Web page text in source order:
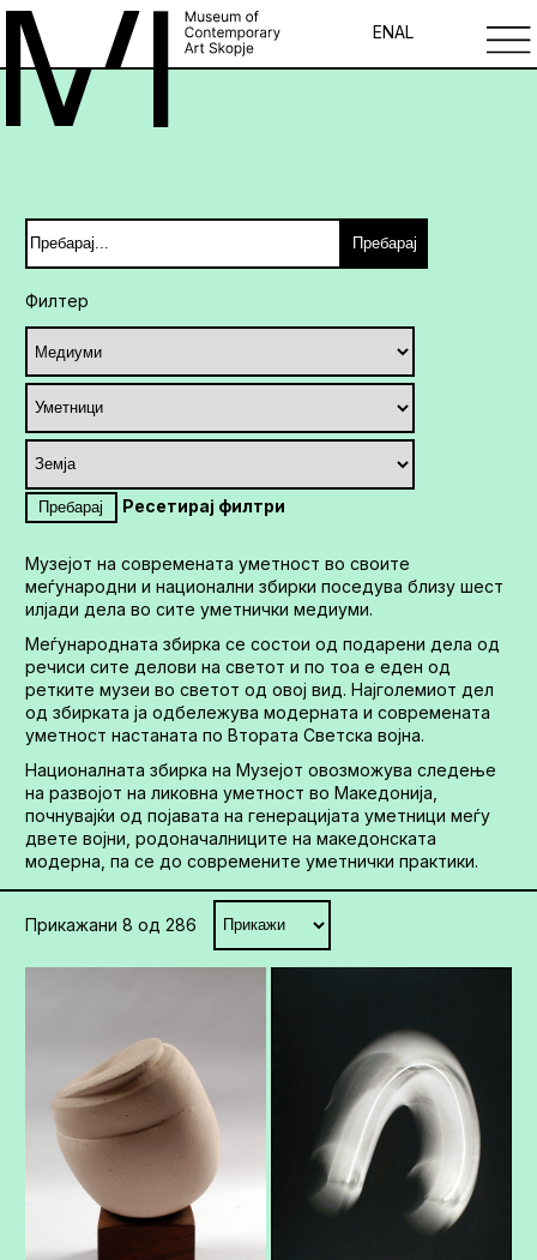
ENAL
Пребарај
Филтер
Пребарај Ресетирај филтри
Музејот на современата уметност во своите
меѓународни и национални збирки поседува близу шест
илјади дела во сите уметнички медиуми.
Меѓународната збирка се состои од подарени дела од
речиси сите делови на светот и по тоа е еден од
ретките музеи во светот од овој вид. Најголемиот дел
од збирката ја одбележува модерната и современата
уметност настаната по Втората Светска војна.
Националната збирка на Музејот овозможува следење
на развојот на ликовна уметност во Македонија,
почнувајќи од појавата на генерацијата уметници меѓу
двете војни, родоначалниците на македонската
модерна, па се до современите уметнички практики.
Прикажани 8 од 286